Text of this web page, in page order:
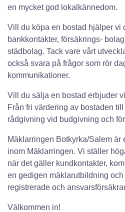
en mycket god lokalkännedom.
Vill du köpa en bostad hjälper vi
bankkontakter, försäkrings-
städbolag. Tack vare vårt
också svara på frågor som rör
kommunikationer.
Vill du sälja en bostad erbjuder
Från fri värdering av bostaden
rådgivning vid budgivning och
Mäklarringen Botkyrka/Salem är
inom Mäklarringen. Vi ställer
när det gäller kundkontakter,
en gedigen mäklarutbildning
registrerade och
Välkommen in!